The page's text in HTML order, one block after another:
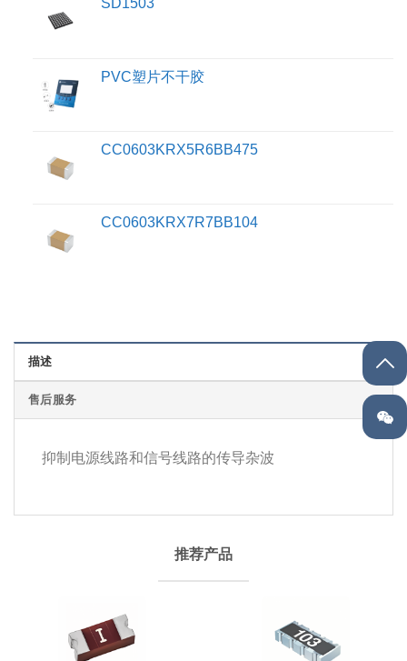
SD1503
PVC塑片不干胶
CC0603KRX5R6BB475
CC0603KRX7R7BB104
描述
售后服务
抑制电源线路和信号线路的传导杂波
推荐产品